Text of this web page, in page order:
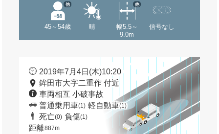
45～54歳
他
晴
幅5.5～
9.0m
他
信号なし
2019年7月4日(木)10:20
鉾田市大字二重作 付近
車両相互 小破事故
普通乗用車(1) 軽自動車(1)
死亡(0) 負傷(1)
距離887m